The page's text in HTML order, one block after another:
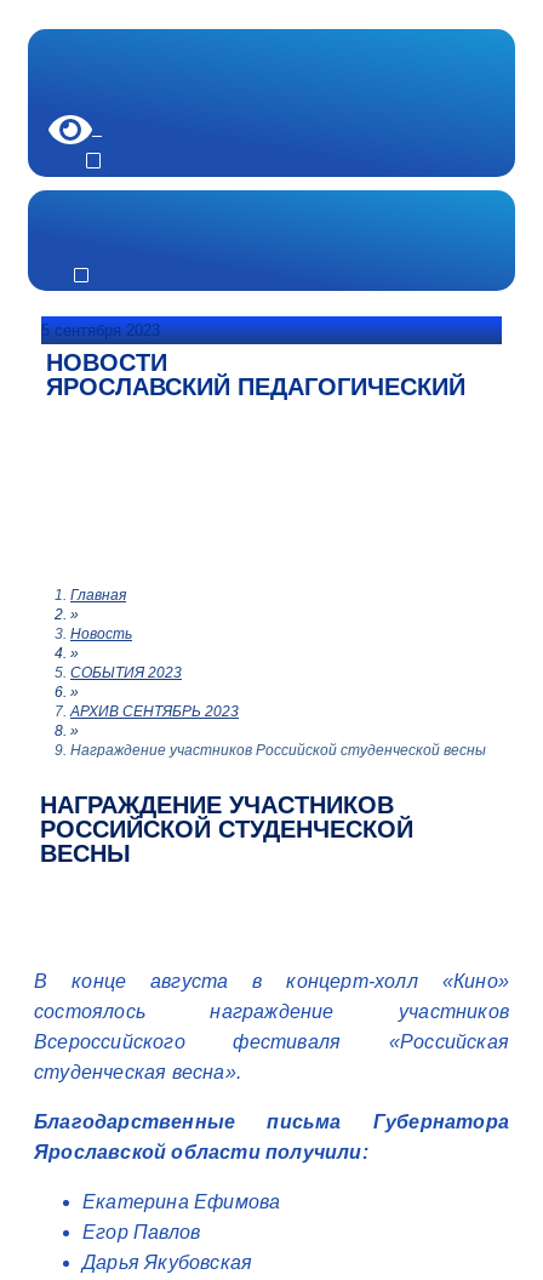
5 сентября 2023
НОВОСТИ
ЯРОСЛАВСКИЙ ПЕДАГОГИЧЕСКИЙ
Главная
»
Новость
»
СОБЫТИЯ 2023
»
АРХИВ СЕНТЯБРЬ 2023
»
Награждение участников Российской студенческой весны
НАГРАЖДЕНИЕ УЧАСТНИКОВ
РОССИЙСКОЙ СТУДЕНЧЕСКОЙ
ВЕСНЫ
В конце августа в концерт-холл «Кино»
состоялось награждение участников
Всероссийского фестиваля «Российская
студенческая весна».
Благодарственные письма Губернатора
Ярославской области получили:
Екатерина Ефимова
Егор Павлов
Дарья Якубовская